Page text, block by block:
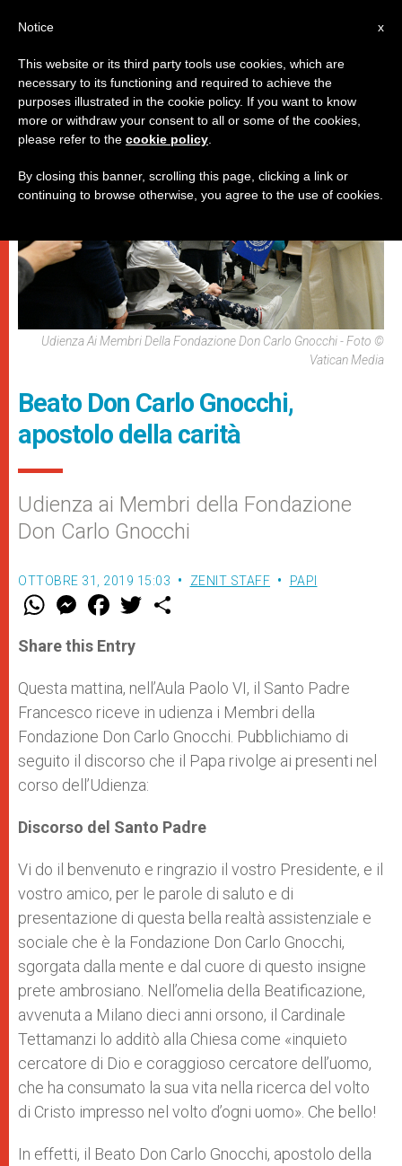
PAPI
Udienza Ai Membri Della Fondazione Don Carlo Gnocchi - Foto ©
Vatican Media
Beato Don Carlo Gnocchi,
apostolo della carità
Udienza ai Membri della Fondazione
Don Carlo Gnocchi
OTTOBRE 31, 2019 15:03 ZENIT STAFF PAPI
W
t
s
p
p
M
e
s
e
g
e
r
F
a
e
b
o
k
w
r
Share this Entry
Questa mattina, nell’Aula Paolo VI, il Santo Padre
Francesco riceve in udienza i Membri della
Fondazione Don Carlo Gnocchi. Pubblichiamo di
seguito il discorso che il Papa rivolge ai presenti nel
corso dell’Udienza:
Discorso del Santo Padre
Vi do il benvenuto e ringrazio il vostro Presidente, e il
vostro amico, per le parole di saluto e di
presentazione di questa bella realtà assistenziale e
sociale che è la Fondazione Don Carlo Gnocchi,
sgorgata dalla mente e dal cuore di questo insigne
prete ambrosiano. Nell’omelia della Beatificazione,
avvenuta a Milano dieci anni orsono, il Cardinale
Tettamanzi lo additò alla Chiesa come «inquieto
cercatore di Dio e coraggioso cercatore dell’uomo,
che ha consumato la sua vita nella ricerca del volto
di Cristo impresso nel volto d’ogni uomo». Che bello!
In effetti, il Beato Don Carlo Gnocchi, apostolo della
x
Notice
This website or its third party tools use cookies, which are
necessary to its functioning and required to achieve the
purposes illustrated in the cookie policy. If you want to know
more or withdraw your consent to all or some of the cookies,
please refer to the cookie policy
By closing this banner, scrolling this page, clicking a link or
continuing to browse otherwise, you agree to the use of cookies.